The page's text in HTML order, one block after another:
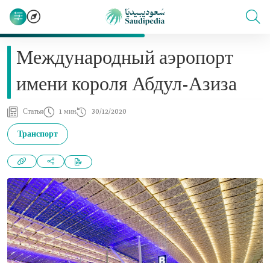
Международный аэропорт
имени короля Абдул-Азиза
Статья 1 мин 30/12/2020
Транспорт